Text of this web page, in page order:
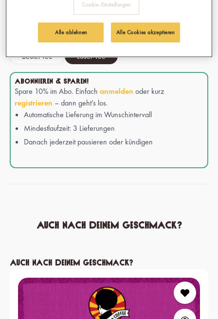
Sofort verfügbar, Lieferzeit: 1-3 Tage
Beutel Tee Loser Tee
ABONNIEREN & SPAREN!
Spare 10% im Abo. Einfach anmelden oder kurz
registrieren – dann geht’s los.
Automatische Lieferung im Wunschintervall
Mindestlaufzeit: 3 Lieferungen
Danach jederzeit pausieren oder kündigen
Auch nach deinem Geschmack?
Produktgalerie überspringen
Auch nach deinem Geschmack?
Cookie-Einstellungen
Alle ablehnen Alle Cookies akzeptieren